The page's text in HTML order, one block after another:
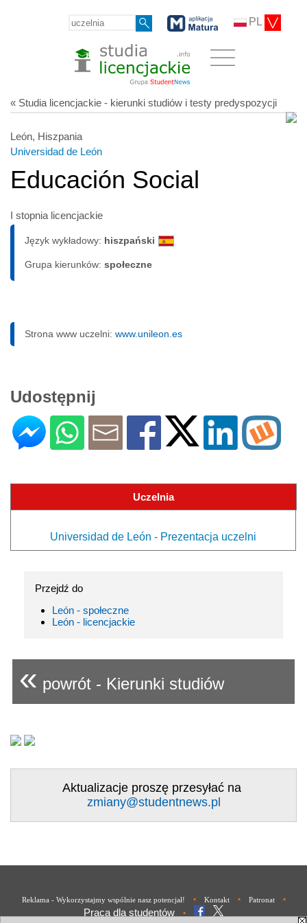
PL
« Studia licencjackie - kierunki studiów i testy predyspozycji
León, Hiszpania
Universidad de León
Educación Social
I stopnia licencjackie
Język wykładowy: hiszpański
Grupa kierunków: społeczne
Strona www uczelni: www.unileon.es
Udostępnij
Uczelnia
Universidad de León - Prezentacja uczelni
Przejdź do
León - społeczne
León - licencjackie
« powrót - Kierunki studiów
Aktualizacje proszę przesyłać na
zmiany@studentnews.pl
Reklama - Wykorzystajmy wspólnie nasz potencjał! • Kontakt • Patronat •
Praca dla studentów •